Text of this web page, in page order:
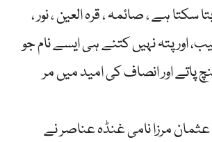
سکتا ہے ، صائمہ ، قرہ العین ، نور ،
اور پتہ نہیں کتنے ہی ایسے نام جو
پاتے اور انصاف کی امید میں مر
مرزا نامی غنڈہ عناصر نے